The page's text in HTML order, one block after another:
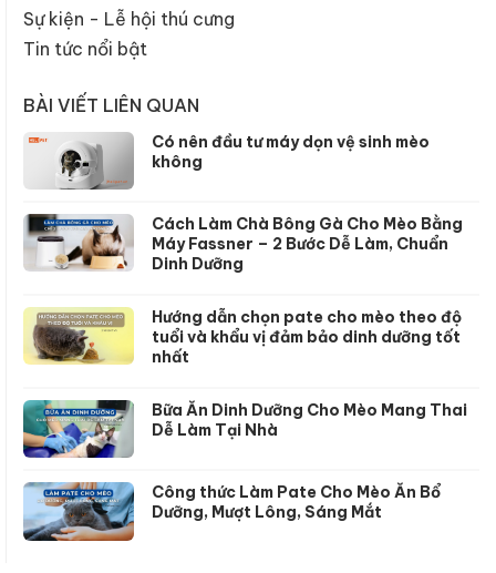
Sự kiện - Lễ hội thú cưng
Tin tức nổi bật
BÀI VIẾT LIÊN QUAN
Có nên đầu tư máy dọn vệ sinh mèo
không
Cách Làm Chà Bông Gà Cho Mèo Bằng
Máy Fassner – 2 Bước Dễ Làm, Chuẩn
Dinh Dưỡng
Hướng dẫn chọn pate cho mèo theo độ
tuổi và khẩu vị đảm bảo dinh dưỡng tốt
nhất
Bữa Ăn Dinh Dưỡng Cho Mèo Mang Thai
Dễ Làm Tại Nhà
Công thức Làm Pate Cho Mèo Ăn Bổ
Dưỡng, Mượt Lông, Sáng Mắt